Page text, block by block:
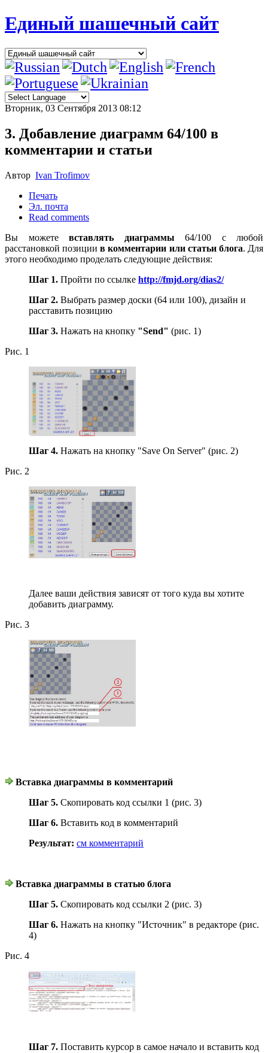
Единый шашечный сайт
Вторник, 03 Сентября 2013 08:12
3. Добавление диаграмм 64/100 в
комментарии и статьи
Автор Ivan Trofimov
Печать
Эл. почта
Read comments
Вы можете вставлять диаграммы 64/100 с любой
расстановкой позициив комментарии или статьи блога. Для
этого необходимо проделать следующие действия:
Шаг 1. Пройти по ссылке http://fmjd.org/dias2/
Шаг 2. Выбрать размер доски (64 или 100), дизайн и
расставить позицию
Шаг 3. Нажать на кнопку "Send" (рис. 1)
Рис. 1
Шаг 4. Нажать на кнопку "Save On Server" (рис. 2)
Рис. 2
Далее ваши действия зависят от того куда вы хотите
добавить диаграмму.
Рис. 3
Вставка диаграммы в комментарий
Шаг 5. Скопировать код ссылки 1 (рис. 3)
Шаг 6. Вставить код в комментарий
Результат: см комментарий
Вставка диаграммы в статью блога
Шаг 5. Скопировать код ссылки 2 (рис. 3)
Шаг 6. Нажать на кнопку "Источник" в редакторе (рис.
4)
Рис. 4
Шаг 7. Поставить курсор в самое начало и вставить код